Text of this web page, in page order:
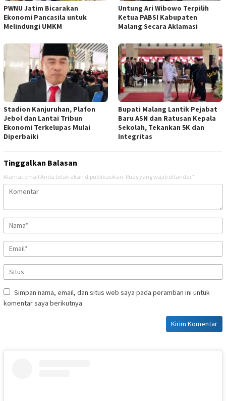
PWNU Jatim Bicarakan
Ekonomi Pancasila untuk
Melindungi UMKM
Untung Ari Wibowo Terpilih
Ketua PABSI Kabupaten
Malang Secara Aklamasi
Stadion Kanjuruhan, Plafon
Jebol dan Lantai Tribun
Ekonomi Terkelupas Mulai
Diperbaiki
Bupati Malang Lantik Pejabat
Baru ASN dan Ratusan Kepala
Sekolah, Tekankan 5K dan
Integritas
Tinggalkan Balasan
Alamat email Anda tidak akan dipublikasikan. Ruas yang wajib ditandai *
Simpan nama, email, dan situs web saya pada peramban ini untuk
komentar saya berikutnya.